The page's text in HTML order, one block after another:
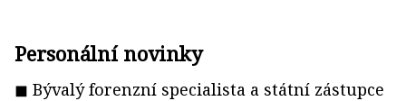
Personální novinky
◼ Bývalý forenzní specialista a státní zástupce